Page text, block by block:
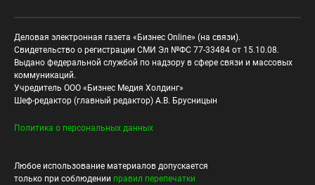
Деловая электронная газета «Бизнес Online» (на связи).
Свидетельство о регистрации СМИ Эл №ФС 77-33484 от 15.10.08.
Выдано федеральной службой по надзору в сфере связи и массовых
коммуникаций.
Учредитель ООО «Бизнес Медия Холдинг»
Шеф-редактор (главный редактор) А.В. Брусницын
Политика о персональных данных
Любое использование материалов допускается
только при соблюдении правил перепечатки